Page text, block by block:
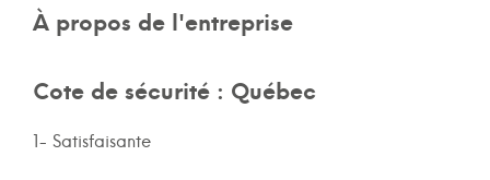
À propos de l'entreprise
Cote de sécurité : Québec
1- Satisfaisante